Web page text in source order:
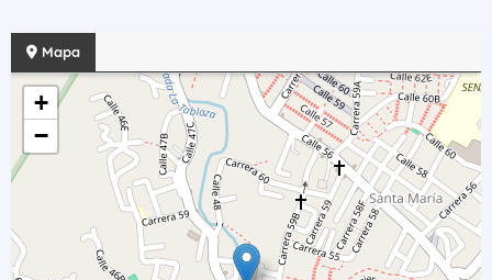
Mapa
+
−